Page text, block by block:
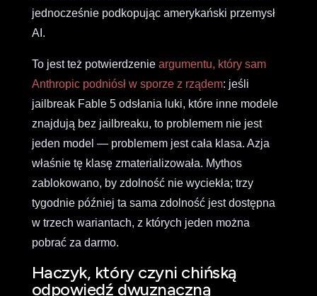
jednocześnie podkopując amerykański przemysł
AI.
To jest też potwierdzenie argumentu, który sam
Anthropic podniósł w sporze z rządem: jeśli
jailbreak Fable 5 odsłania luki, które inne modele
znajdują bez jailbreaku, to problemem nie jest
jeden model — problemem jest cała klasa. Azja
właśnie tę klasę zmaterializowała. Mythos
zablokowano, by zdolność nie wyciekła; trzy
tygodnie później ta sama zdolność jest dostępna
w trzech wariantach, z których jeden można
pobrać za darmo.
Haczyk, który czyni chińską
odpowiedź dwuznaczną